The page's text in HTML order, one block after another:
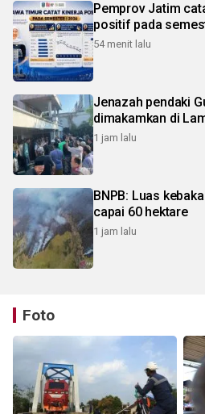
Pemprov Jatim
positif pada
54 menit lalu
Jenazah pendaki
dimakamkan di
1 jam lalu
BNPB: Luas
capai 60 hektare
1 jam lalu
Foto